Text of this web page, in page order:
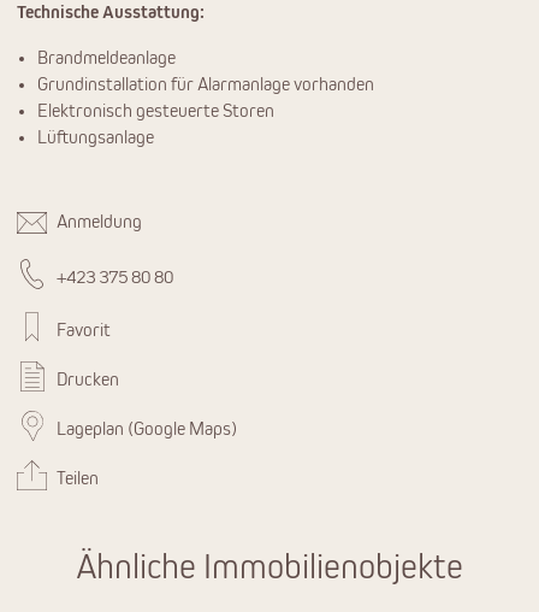
Technische Ausstattung:
Brandmeldeanlage
Grundinstallation für Alarmanlage vorhanden
Elektronisch gesteuerte Storen
Lüftungsanlage
Anmeldung
+423 375 80 80
Favorit
Drucken
Lageplan (Google Maps)
Teilen
Ähnliche Immobilienobjekte